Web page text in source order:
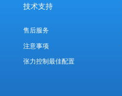
技术支持
售后服务
注意事项
张力控制最佳配置